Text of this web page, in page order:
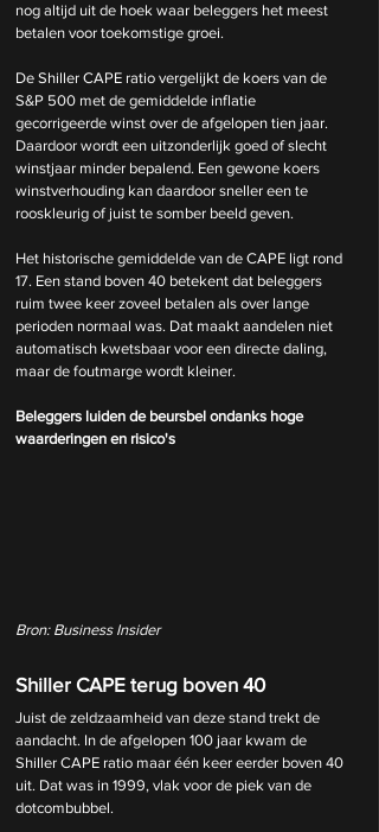
nog altijd uit de hoek waar beleggers het meest
betalen voor toekomstige groei.
De Shiller CAPE ratio vergelijkt de koers van de
S&P 500 met de gemiddelde inflatie
gecorrigeerde winst over de afgelopen tien jaar.
Daardoor wordt een uitzonderlijk goed of slecht
winstjaar minder bepalend. Een gewone koers
winstverhouding kan daardoor sneller een te
rooskleurig of juist te somber beeld geven.
Het historische gemiddelde van de CAPE ligt rond
17. Een stand boven 40 betekent dat beleggers
ruim twee keer zoveel betalen als over lange
perioden normaal was. Dat maakt aandelen niet
automatisch kwetsbaar voor een directe daling,
maar de foutmarge wordt kleiner.
Beleggers luiden de beursbel ondanks hoge
waarderingen en risico's
Bron: Business Insider
Shiller CAPE terug boven 40
Juist de zeldzaamheid van deze stand trekt de
aandacht. In de afgelopen 100 jaar kwam de
Shiller CAPE ratio maar één keer eerder boven 40
uit. Dat was in 1999, vlak voor de piek van de
dotcombubbel.